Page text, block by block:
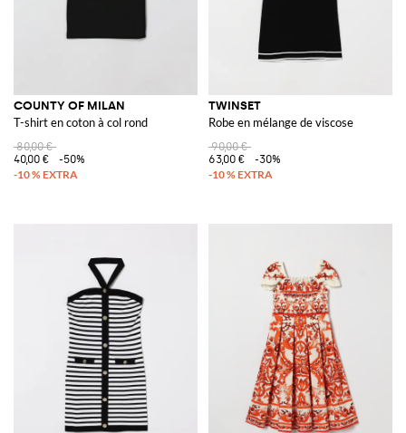
COUNTY OF MILAN
T-shirt en coton à col rond
80,00 €
40,00 €
-50%
TWINSET
Robe en mélange de viscose
90,00 €
63,00 €
-30%